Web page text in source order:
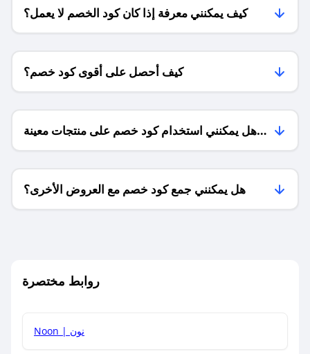
كيف يمكنني معرفة إذا كان كود الخصم لا يعمل؟
كيف أحصل على أقوى كود خصم؟
هل يمكنني استخدام كود خصم على منتجات معينة
فقط؟
هل يمكنني جمع كود خصم مع العروض الأخرى؟
روابط مختصرة
Noon | نون